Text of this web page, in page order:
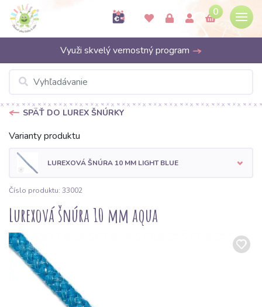
0
Využi skvelý vernostný program
SPÄŤ DO LUREX ŠNÚRKY
Varianty produktu
LUREXOVÁ ŠNÚRA 10 MM LIGHT BLUE
Číslo produktu: 33002
Lurexová šnúra 10 mm aqua